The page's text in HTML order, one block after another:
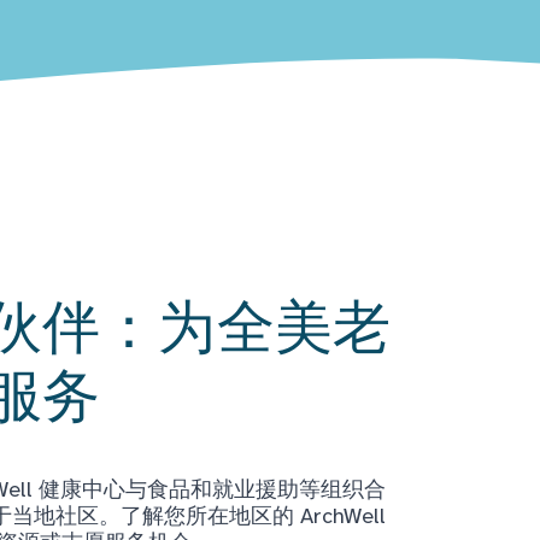
伴：为全美老
务
健康中心与食品和就业援助等组织合
当地社区。了解您所在地区的 ArchWell